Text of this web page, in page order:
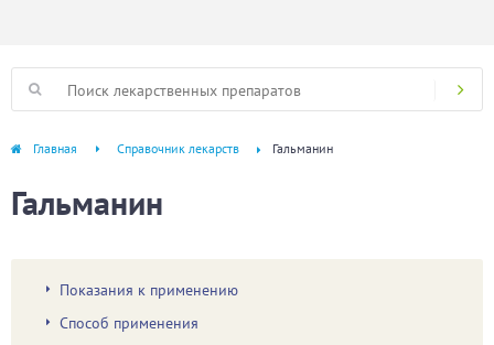
Главная Справочник лекарств Гальманин
Гальманин
Показания к применению
Способ применения